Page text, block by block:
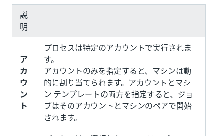
説
明
ア
カ
ウ
ン
ト
プロセスは特定のアカウントで実行されま
す。
アカウントのみを指定すると、マシンは動
的に割り当てられます。アカウントとマシ
ン テンプレートの両方を指定すると、ジョ
ブはそのアカウントとマシンのペアで開始
されます。